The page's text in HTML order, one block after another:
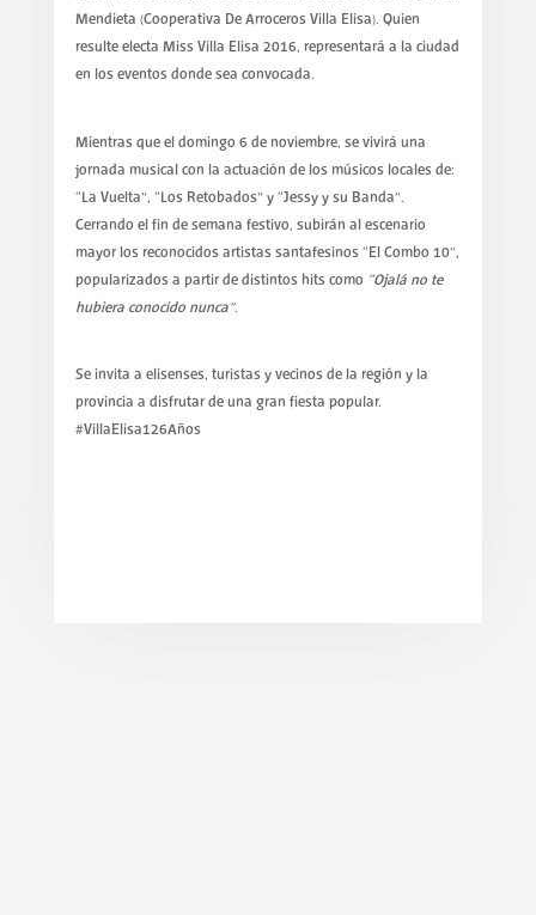
Mendieta (Cooperativa De Arroceros Villa Elisa). Quien
resulte electa Miss Villa Elisa 2016, representará a la ciudad
en los eventos donde sea convocada.
Mientras que el domingo 6 de noviembre, se vivirá una
jornada musical con la actuación de los músicos locales de:
“La Vuelta”, “Los Retobados” y “Jessy y su Banda”.
Cerrando el fin de semana festivo, subirán al escenario
mayor los reconocidos artistas santafesinos “El Combo 10”,
popularizados a partir de distintos hits como “Ojalá no te
hubiera conocido nunca”.
Se invita a elisenses, turistas y vecinos de la región y la
provincia a disfrutar de una gran fiesta popular.
#VillaElisa126Años